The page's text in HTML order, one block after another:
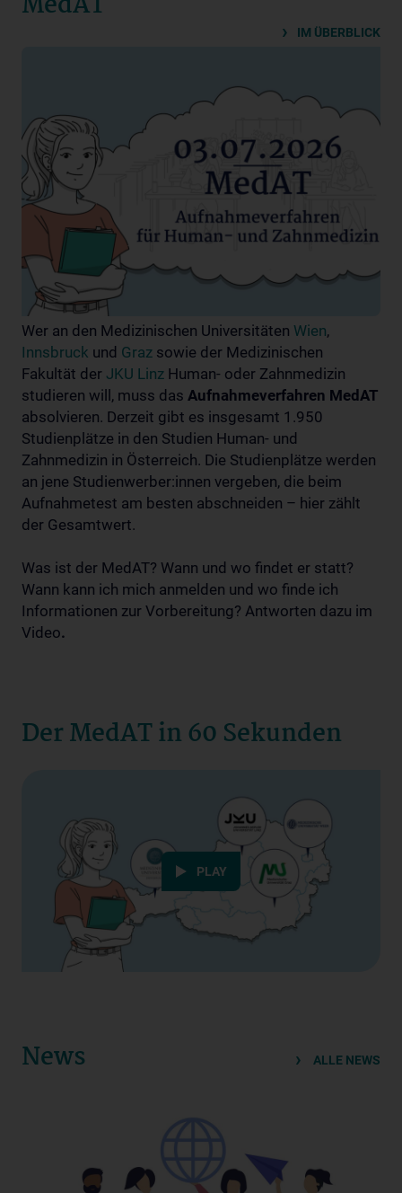
IM ÜBERBLICK
Wer an den Medizinischen Universitäten Wien,
Innsbruck und Graz sowie der Medizinischen
Fakultät der JKU Linz Human- oder Zahnmedizin
studieren will, muss das Aufnahmeverfahren MedAT
absolvieren. Derzeit gibt es insgesamt 1.950
Studienplätze in den Studien Human- und
Zahnmedizin in Österreich. Die Studienplätze werden
an jene Studienwerber:innen vergeben, die beim
Aufnahmetest am besten abschneiden – hier zählt
der Gesamtwert.
Was ist der MedAT? Wann und wo findet er statt?
Wann kann ich mich anmelden und wo finde ich
Informationen zur Vorbereitung? Antworten dazu im
Video.
Der MedAT in 60 Sekunden
Datenschutzerklärung
PLAY
News ALLE NEWS